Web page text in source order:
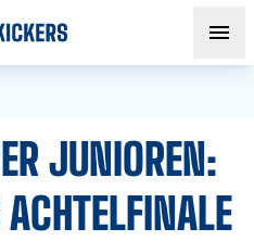
JUNIOREN: